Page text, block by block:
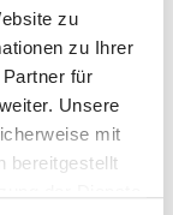
zu
zu Ihrer
für
Unsere
mit
bereitgestellt
ist
wer dieser
und